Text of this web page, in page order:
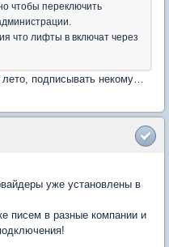
чтобы переключить
что лифты в включат через
подписывать некому…
уже установлены в
писем в разные компании и